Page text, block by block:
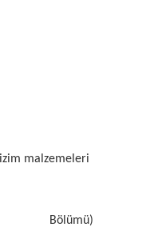
malzemeleri
Bölümü)